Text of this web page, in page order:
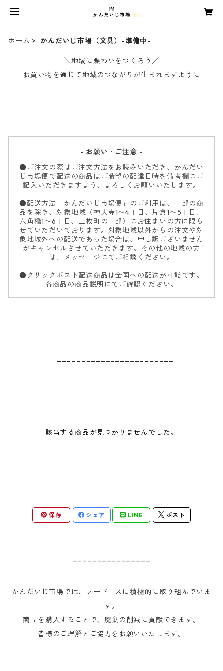
ホーム かんだいじ市場（文具）-準備中-
＼地域に賑わいをつくろう／
お買い物を通じて地域のつながりが生まれますように
- お願い・ご注意 -
●ご注文の際はご注文方法をお読みいただき、かんだい
じ市場便で配送の商品はご希望の配達日時を備考欄にご
記入いただきますよう、よろしくお願いいたします。
●配送方法「かんだいじ市場便」のご利用は、一部の商
品を除き、対象地域（神大寺1〜4丁目、片倉1〜5丁目、
六角橋1〜6丁目、三枚町の一部）にお住まいの方に限ら
せていただいております。対象地域以外からの注文や対
象地域外への配送であった場合は、申し訳ございません
がキャンセルさせていただきます。その他の地域の方
は、メッセージにてご相談ください。
●クリックポスト配送商品は全国への配送が可能です。
各商品の商品説明にてご確認ください。
該当する商品が見つかりませんでした。
保存 シェア LINE ポスト
かんだいじ市場では、フードロスに積極的に取り組んでいま
す。
商品を購入することで、廃棄の削減に貢献できます。
皆様のご理解とご協力をお願いいたします。